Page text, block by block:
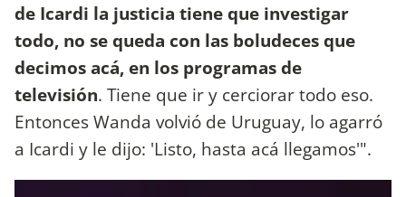
de Icardi la justicia tiene que investigar
todo, no se queda con las boludeces que
decimos acá, en los programas de
televisión. Tiene que ir y cerciorar todo eso.
Entonces Wanda volvió de Uruguay, lo agarró
a Icardi y le dijo: 'Listo, hasta acá llegamos'".